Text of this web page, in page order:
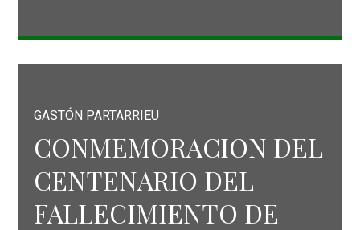
GASTÓN PARTARRIEU
CONMEMORACION DEL
CENTENARIO DEL
FALLECIMIENTO DE